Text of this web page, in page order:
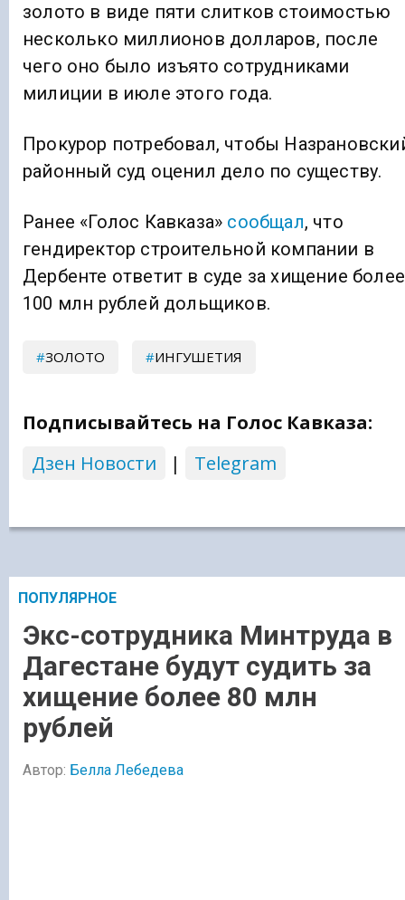
золото в виде пяти слитков стоимостью
несколько миллионов долларов, после
чего оно было изъято сотрудниками
милиции в июле этого года.
Прокурор потребовал, чтобы
районный суд оценил дело по существу.
Ранее «Голос Кавказа» сообщал, что
гендиректор строительной компании в
Дербенте ответит в суде за хищение более
100 млн рублей дольщиков.
ЗОЛОТО ИНГУШЕТИЯ
Подписывайтесь на Голос Кавказа:
Дзен Новости
| Telegram
ПОПУЛЯРНОЕ
Экс-сотрудника Минтруда в
Дагестане будут судить за
хищение более 80 млн
рублей
Автор: Белла Лебедева